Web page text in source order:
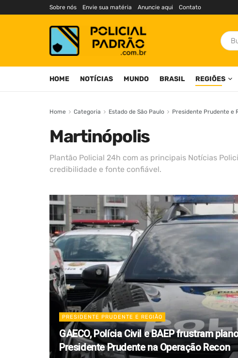
Sobre nós Envie sua matéria Anuncie aqui Contato
HOME NOTÍCIAS MUNDO BRASIL REGIÕES
Home Categoria Estado de São Paulo Presidente Prudente e
Martinópolis
Plantão Policial 24h com as principais Notícias
credibilidade e fonte confiável.
PRESIDENTE PRUDENTE E REGIÃO
GAECO, Polícia Civil e BAEP frustram
Presidente Prudente na Operação Recon